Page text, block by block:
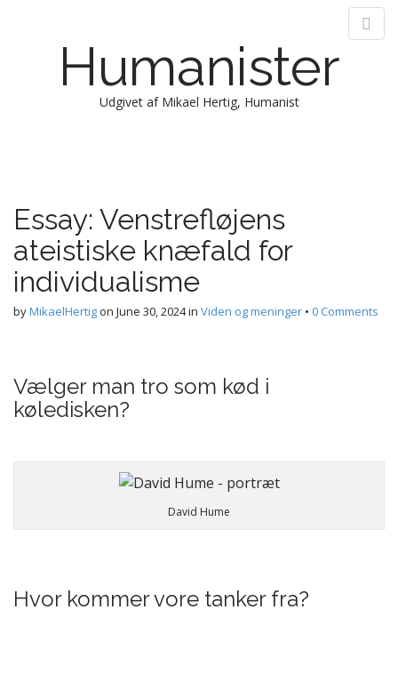
Humanister
Udgivet af Mikael Hertig, Humanist
n
m
e
n
u
t
o
c
o
n
t
Essay: Venstrefløjens
ateistiske knæfald for
individualisme
byMikaelHertigon June 30, 2024in Viden og meninger • 0 Comments
Vælger man tro som kød i
køledisken?
David Hume
Hvor kommer vore tanker fra?